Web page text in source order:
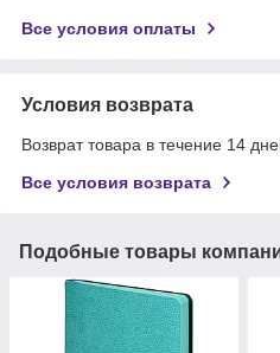
Все условия оплаты
Условия возврата
Возврат товара в течение 14
Все условия возврата
Подобные товары